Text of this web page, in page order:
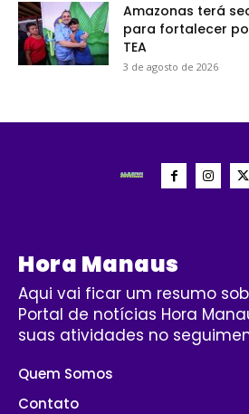
Amazonas terá
para fortalecer
TEA
3 de agosto de 2026
Hora Manaus
Aqui vai ficar um resumo
Portal de notícias Hora
suas atividades no
Quem Somos
Contato